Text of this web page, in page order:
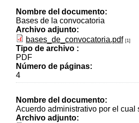
Nombre del documento:
Bases de la convocatoria
Archivo adjunto:
bases_de_convocatoria.pdf [1]
Tipo de archivo :
PDF
Número de páginas:
4
Nombre del documento:
Acuerdo administrativo por el cual
Archivo adjunto: